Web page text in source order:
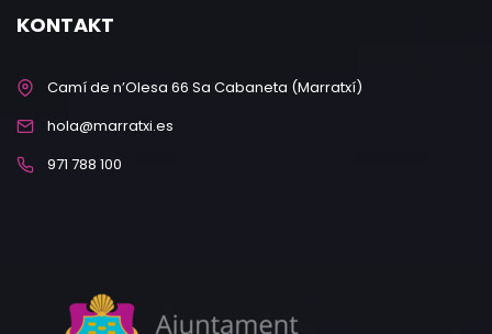
KONTAKT
Camí de n’Olesa 66 Sa Cabaneta (Marratxí)
hola@marratxi.es
971 788 100